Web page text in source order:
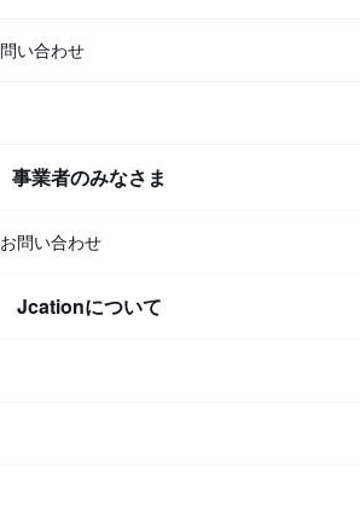
い合わせ
事業者のみなさま
問い合わせ
Jcationについて